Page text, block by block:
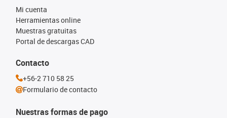
Nuestras formas de pago
Mi cuenta
Herramientas online
Muestras gratuitas
Portal de descargas CAD
Contacto
+56-2 710 58 25
Formulario de contacto